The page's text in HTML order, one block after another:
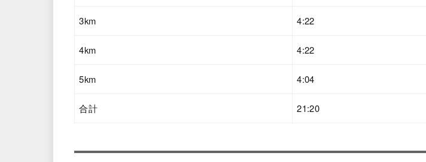
3km 4:22
4km 4:22
5km 4:04
合計 21:20